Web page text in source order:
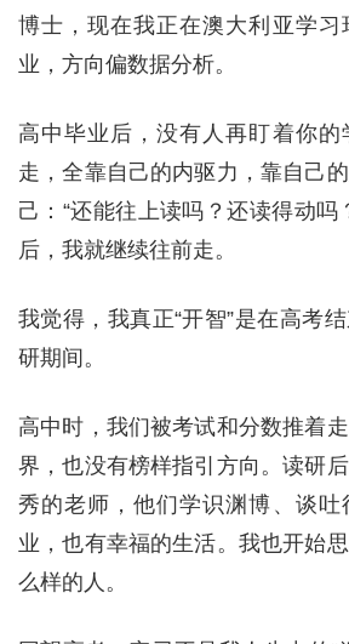
博士，现在我正在澳大利亚学习
业，方向偏数据分析。
高中毕业后，没有人再盯着你的
走，全靠自己的内驱力，靠自己
己：“还能往上读吗？还读得动吗
后，我就继续往前走。
我觉得，我真正“开智”是在高考
研期间。
高中时，我们被考试和分数推着
界，也没有榜样指引方向。读研
秀的老师，他们学识渊博、谈吐
业，也有幸福的生活。我也开始
么样的人。